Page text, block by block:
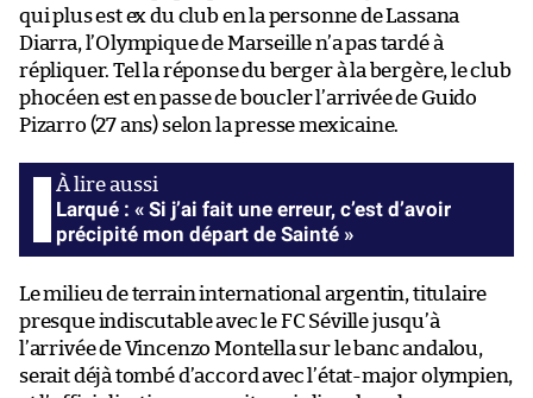
qui plus est ex du club en la personne de Lassana
Diarra, l’Olympique de Marseille n’a pas tardé à
répliquer. Tel la réponse du berger à la bergère, le club
phocéen est en passe de boucler l’arrivée de Guido
Pizarro (27 ans) selon la presse mexicaine.
Larqué : « Si j’ai fait une erreur, c’est d’avoir
précipité mon départ de Sainté »
Le milieu de terrain international argentin, titulaire
presque indiscutable avec le FC Séville jusqu’à
l’arrivée de Vincenzo Montella sur le banc andalou,
serait déjà tombé d’accord avec l’état-major olympien,